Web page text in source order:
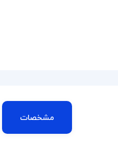
مشخصات